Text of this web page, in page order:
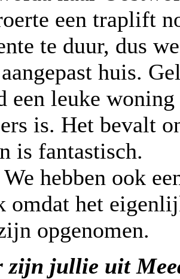
een traplift
te duur, dus
huis.
een leuke
is. Het bevalt
is fantastisch.
hebben ook
omdat het
opgenomen.
zijn jullie uit